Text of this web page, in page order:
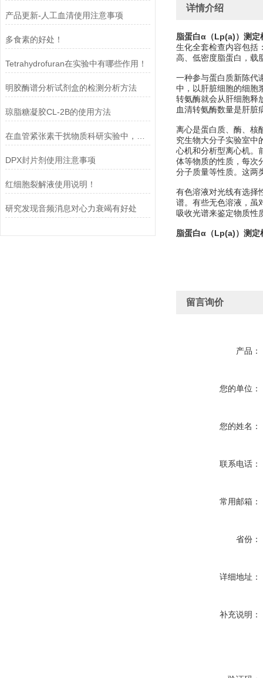
产品更新-人工血清使用注意事项
多食素的好处！
Tetrahydrofuran在实验中有哪些作用！
明胶酶谱分析试剂盒的检测分析方法
琼脂糖凝胶CL-2B的使用方法
DPX封片剂使用注意事项
红细胞裂解液使用说明！
研究发现音频消息对心力衰竭有好处
详情介绍
脂蛋白α（Lp(a)）测定
生化全套检查内容包括
高、低密度脂蛋白，载
一种参与蛋白质新陈代
中，以肝脏细胞的细胞
转氨酶就会从肝细胞释
血清转氨酶数量是肝脏
离心是蛋白质、酶、核
究生物大分子实验室中
心机和分析型离心机。
体等物质的性质，每次
分子质量等性质。这两
有色溶液对光线有选择
谱。有些无色溶液，虽
吸收光谱来鉴定物质性
脂蛋白α（Lp(a)）测定
留言询价
产品：
您的单位：
您的姓名：
联系电话：
常用邮箱：
省份：
详细地址：
补充说明：